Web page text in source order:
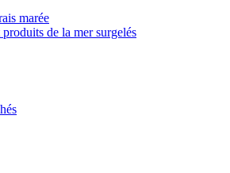
marée
produits de la mer surgelés